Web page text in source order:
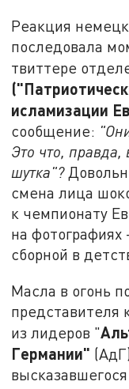
Реакция
последовала
твиттере
исламизации
сообщение:
Это что, правда,
шутка"?
смена лица
к чемпионату
на фотографиях
сборной в
Масла в огонь
представителя
из лидеров "
Германии"